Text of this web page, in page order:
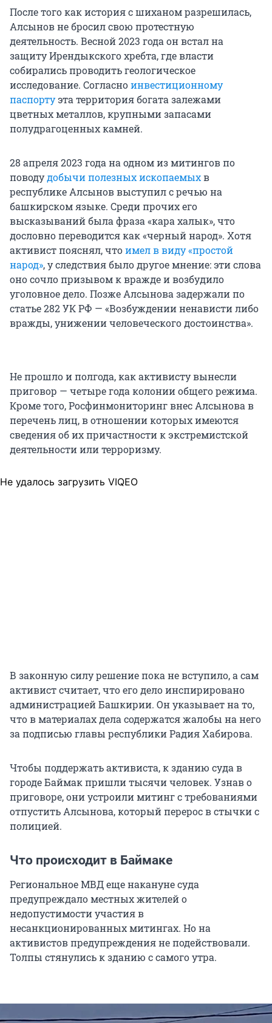
После того как история с шиханом разрешилась,
Алсынов не бросил свою протестную
деятельность. Весной 2023 года он встал на
защиту Ирендыкского хребта, где власти
собирались проводить геологическое
исследование. Согласноинвестиционному
паспортуэта территория богата залежами
цветных металлов, крупными запасами
полудрагоценных камней.
28 апреля 2023 года на одном из митингов по
поводудобычи полезных ископаемыхв
республике Алсынов выступил с речью на
башкирском языке. Среди прочих его
высказываний была фраза «кара халык», что
дословно переводится как «черный народ». Хотя
активист пояснял, чтоимел в виду «простой
народ», у следствия было другое мнение: эти слова
оно сочло призывом к вражде и возбудило
уголовное дело. Позже Алсынова задержали по
статье 282 УК РФ — «Возбуждении ненависти либо
вражды, унижении человеческого достоинства».
Не прошло и полгода, как активисту вынесли
приговор — четыре года колонии общего режима.
Кроме того, Росфинмониторинг внес Алсынова в
перечень лиц, в отношении которых имеются
сведения об их причастности к экстремистской
деятельности или терроризму.
Не удалось загрузить VIQEO
В законную силу решение пока не вступило, а сам
активист считает, что его дело инспирировано
администрацией Башкирии. Он указывает на то,
что в материалах дела содержатся жалобы на него
за подписью главы республики Радия Хабирова.
Чтобы поддержать активиста, к зданию суда в
городе Баймак пришли тысячи человек. Узнав о
приговоре, они устроили митинг с требованиями
отпустить Алсынова, который перерос в стычки с
полицией.
Что происходит в Баймаке
Региональное МВД еще накануне суда
предупреждало местных жителей о
недопустимости участия в
несанкционированных митингах. Но на
активистов предупреждения не подействовали.
Толпы стянулись к зданию с самого утра.